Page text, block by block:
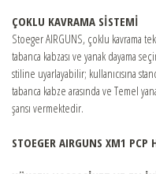
ÇOKLU KAVRAMA SİSTEMİ
Stoeger AIRGUNS, çoklu kavrama
tabanca kabzası ve yanak dayama
stiline uyarlayabilir; kullanıcısına
tabanca kabze arasında ve Temel
şansı vermektedir.
STOEGER AIRGUNS XM1